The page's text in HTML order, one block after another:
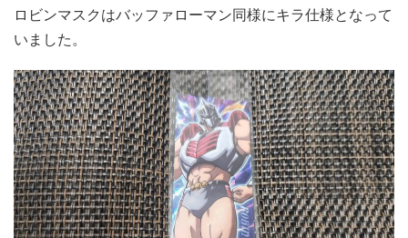
ロビンマスクはバッファローマン同様にキラ仕様となって
いました。